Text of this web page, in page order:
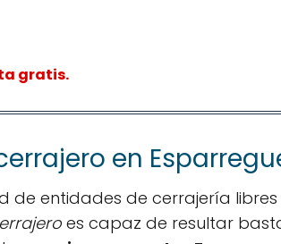
gratis.
en
de entidades de cerrajería
es capaz de resultar